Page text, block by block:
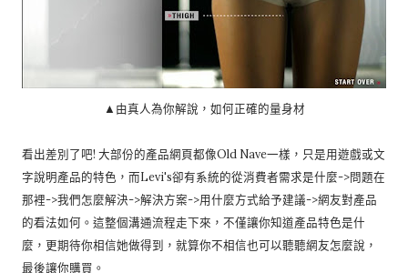
▲由真人為你解說，如何正確的量身材
看出差別了吧! 大部份的產品網頁都像Old Nave一樣，只是用遊戲或文
字說明產品的特色，而Levi's卻有系統的從消費者需求是什麼->問題在
那裡->我們怎麼解決->解決方案->用什麼方式給予建議->網友對產品
的看法如何。這整個溝通流程走下來，不僅讓你知道產品特色是什
麼，更期待你相信她做得到，就算你不相信也可以聽聽網友怎麼說，
最後讓你購買。